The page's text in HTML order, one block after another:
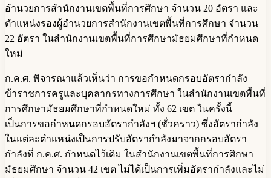
อำนวยการสำนักงานเขตพื้นที่การศึกษา จำนวน 20 อัตรา และ
ตำแหน่งรองผู้อำนวยการสำนักงานเขตพื้นที่การศึกษา จำนวน
22 อัตรา ในสำนักงานเขตพื้นที่การศึกษามัธยมศึกษาที่กำหนด
ใหม่
ก.ค.ศ. พิจารณาแล้วเห็นว่า การขอกำหนดกรอบอัตรากำลัง
ข้าราชการครูและบุคลากรทางการศึกษา ในสำนักงานเขตพื้นที่
การศึกษามัธยมศึกษาที่กำหนดใหม่ ทั้ง 62 เขต ในครั้งนี้
เป็นการขอกำหนดกรอบอัตรากำลังฯ (ชั่วคราว) ซึ่งอัตรากำลัง
ในแต่ละตำแหน่งเป็นการปรับอัตรากำลังมาจากกรอบอัตรา
กำลังที่ ก.ค.ศ. กำหนดไว้เดิม ในสำนักงานเขตพื้นที่การศึกษา
มัธยมศึกษา จำนวน 42 เขต ไม่ได้เป็นการเพิ่มอัตรากำลังและไม่